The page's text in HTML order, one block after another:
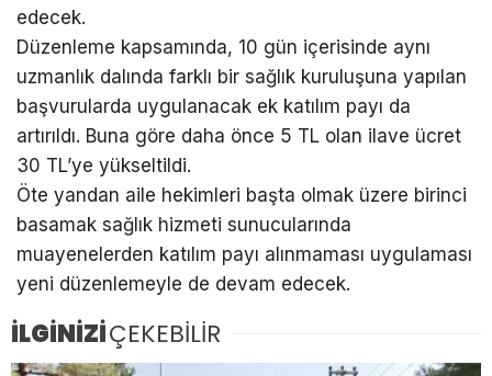
edecek.
Düzenleme kapsamında, 10 gün içerisinde aynı
uzmanlık dalında farklı bir sağlık kuruluşuna yapılan
başvurularda uygulanacak ek katılım payı da
artırıldı. Buna göre daha önce 5 TL olan ilave ücret
30 TL’ye yükseltildi.
Öte yandan aile hekimleri başta olmak üzere birinci
basamak sağlık hizmeti sunucularında
muayenelerden katılım payı alınmaması uygulaması
yeni düzenlemeyle de devam edecek.
İLGİNİZİÇEKEBİLİR